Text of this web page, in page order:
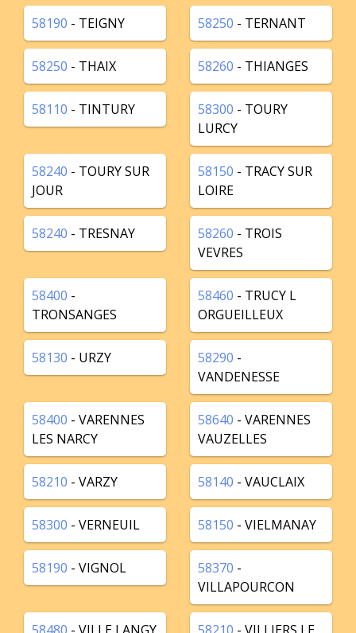
58190 - TEIGNY 58250 - TERNANT
58250 - THAIX 58260 - THIANGES
58110 - TINTURY 58300 - TOURY
LURCY
58240 - TOURY SUR
JOUR
58150 - TRACY SUR
LOIRE
58240 - TRESNAY 58260 - TROIS
VEVRES
58400 -
TRONSANGES
58460 - TRUCY L
ORGUEILLEUX
58130 - URZY 58290 -
VANDENESSE
58400 - VARENNES
LES NARCY
58640 - VARENNES
VAUZELLES
58210 - VARZY 58140 - VAUCLAIX
58300 - VERNEUIL 58150 - VIELMANAY
58190 - VIGNOL 58370 -
VILLAPOURCON